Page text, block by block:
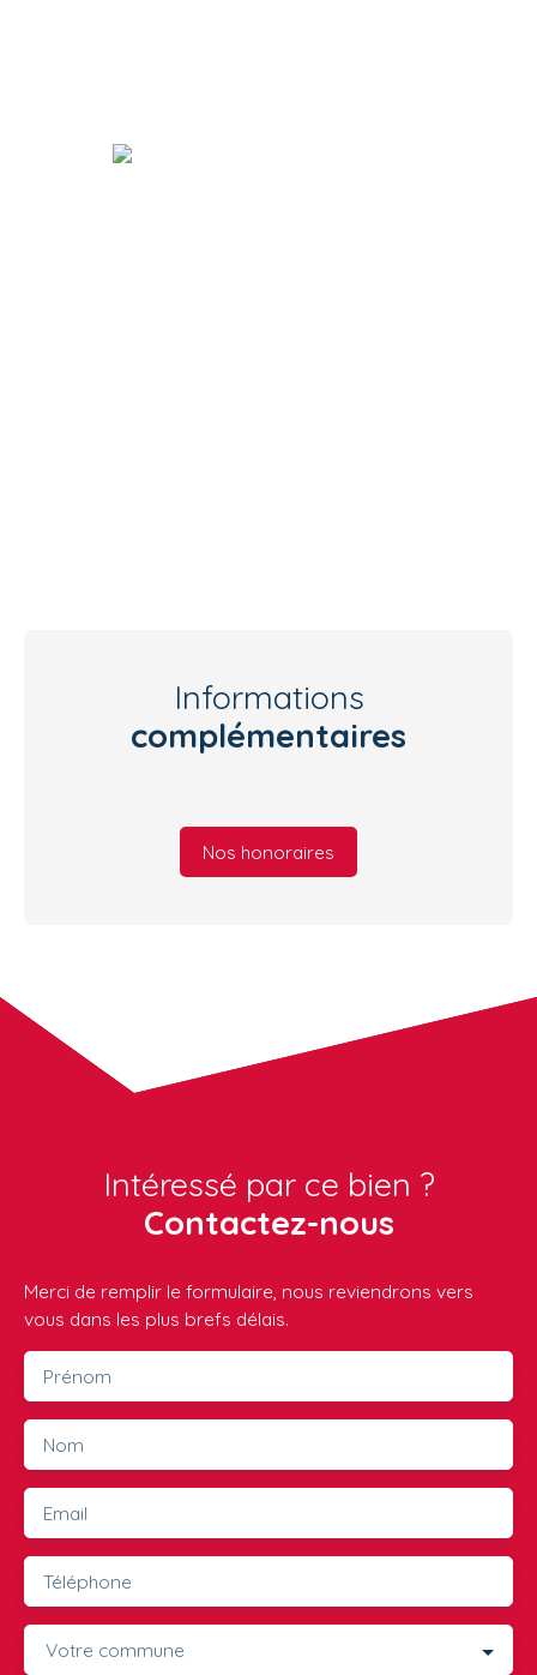
Informations
complémentaires
Nos honoraires
Intéressé par ce bien ?
Contactez-nous
Merci de remplir le formulaire, nous reviendrons vers
vous dans les plus brefs délais.
Prénom
Nom
Email
Téléphone
Votre commune